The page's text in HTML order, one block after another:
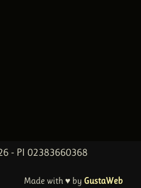
- PI 02383660368
Made with ♥ by GustaWeb